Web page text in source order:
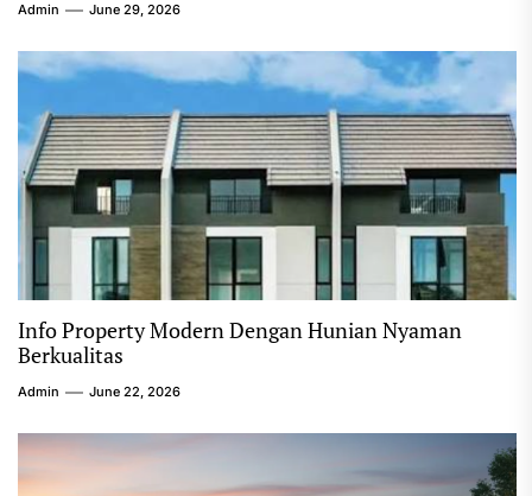
Admin June 29, 2026
Info Property Modern Dengan Hunian Nyaman
Berkualitas
Admin June 22, 2026